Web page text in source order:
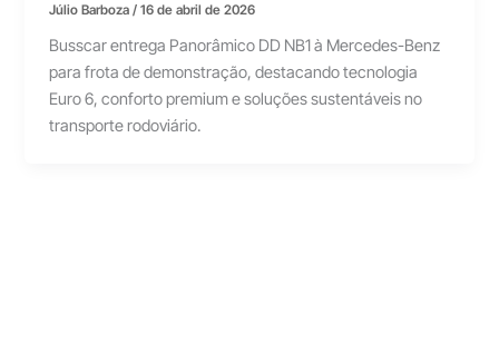
Júlio Barboza/16 de abril de 2026
Busscar entrega Panorâmico DD NB1 à Mercedes-Benz
para frota de demonstração, destacando tecnologia
Euro 6, conforto premium e soluções sustentáveis no
transporte rodoviário.